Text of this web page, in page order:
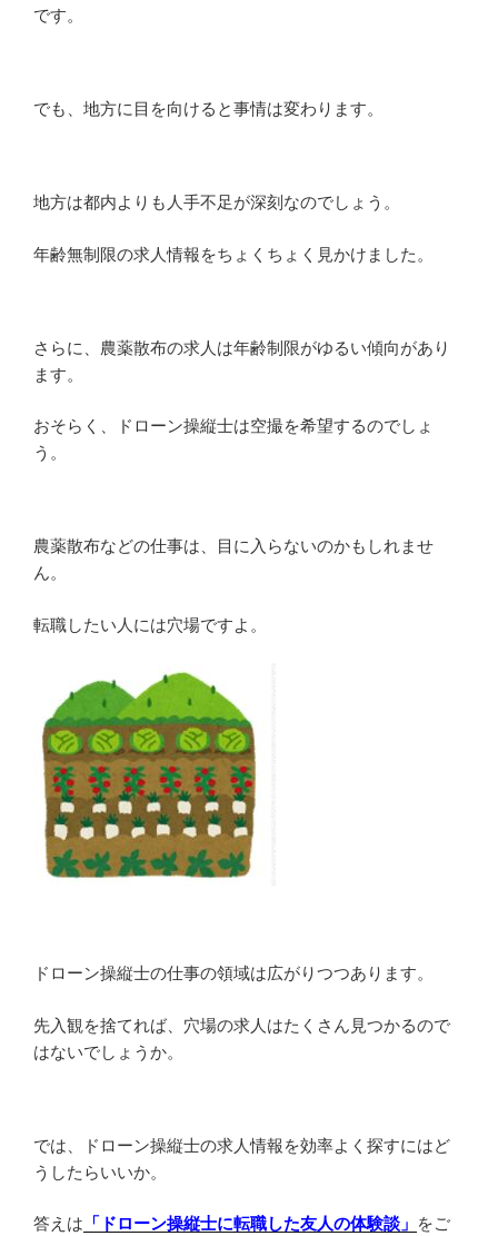
です。
でも、地方に目を向けると事情は変わります。
地方は都内よりも人手不足が深刻なのでしょう。
年齢無制限の求人情報をちょくちょく見かけました。
さらに、農薬散布の求人は年齢制限がゆるい傾向があり
ます。
おそらく、ドローン操縦士は空撮を希望するのでしょ
う。
農薬散布などの仕事は、目に入らないのかもしれませ
ん。
転職したい人には穴場ですよ。
ドローン操縦士の仕事の領域は広がりつつあります。
先入観を捨てれば、穴場の求人はたくさん見つかるので
はないでしょうか。
では、ドローン操縦士の求人情報を効率よく探すにはど
うしたらいいか。
答えは 「ドローン操縦士に転職した友人の体験談」 をご